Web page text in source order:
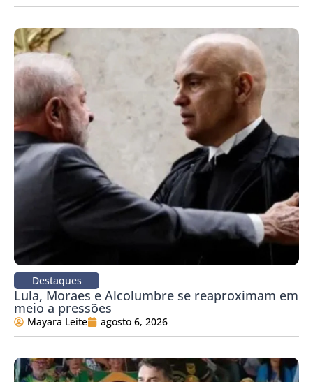
Destaques
Lula, Moraes e Alcolumbre se reaproximam em
meio a pressões
Mayara Leite agosto 6, 2026